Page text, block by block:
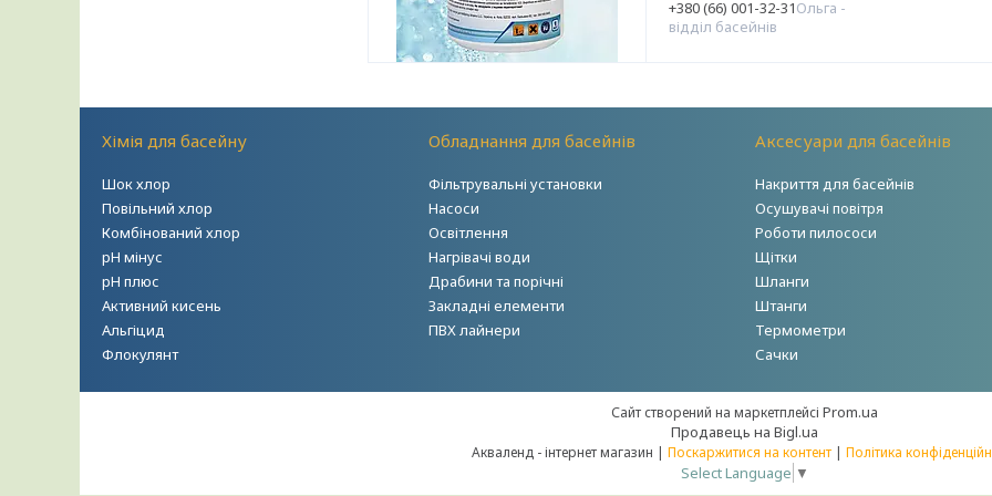
+380 (66) 001-32-31Ольга -
відділ басейнів
Хімія для басейну
Шок хлор
Повільний хлор
Комбінований хлор
рН мінус
рН плюс
Активний кисень
Альгіцид
Флокулянт
Обладнання для басейнів
Фільтрувальні установки
Насоси
Освітлення
Нагрівачі води
Драбини та порічні
Закладні елементи
ПВХ лайнери
Аксесуари для басейнів
Накриття для басейнів
Осушувачі повітря
Роботи пилососи
Щітки
Шланги
Штанги
Термометри
Сачки
Сайт створений на маркетплейсі Prom.ua
Продавець на Bigl.ua
Акваленд - інтернет магазин | Поскаржитися на контент | Політика
Select Language ▼